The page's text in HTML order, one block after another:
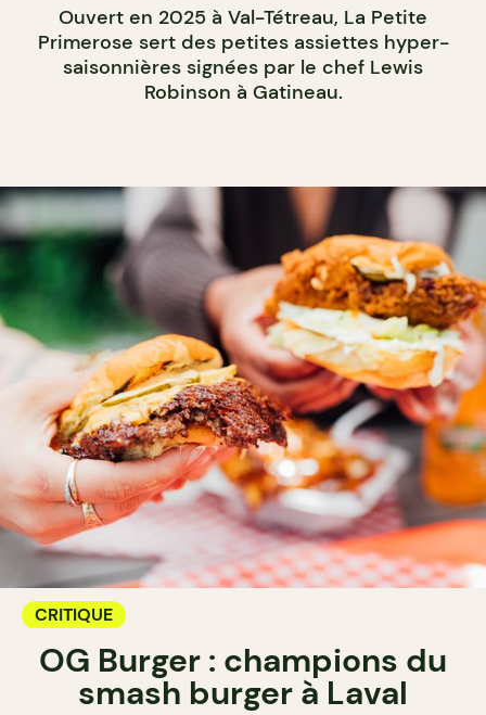
Ouvert en 2025 à Val-Tétreau, La Petite
Primerose sert des petites assiettes hyper-
saisonnières signées par le chef Lewis
Robinson à Gatineau.
CRITIQUE
OG Burger : champions du
smash burger à Laval